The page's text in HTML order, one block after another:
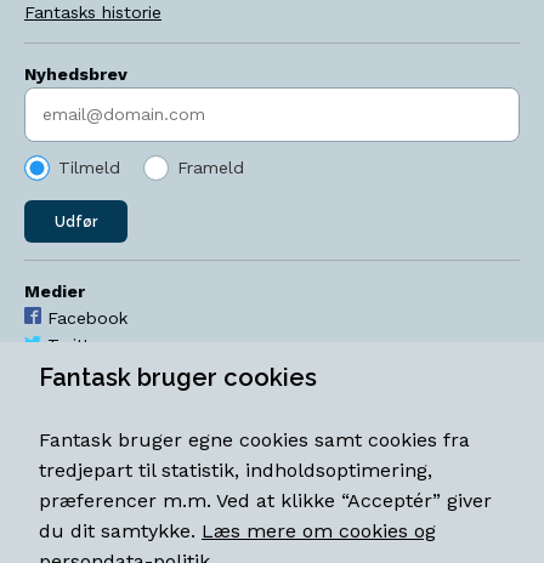
Fantasks historie
Nyhedsbrev
Indtast søgeord
Tilmeld Frameld
Udfør
Medier
Facebook
Twitter
YouTube
Åbningstider
Mandag-torsdag 11-18
Fredag 11-18.30
Lørdag 11-15
Fantask bruger cookies
Fantask bruger egne cookies samt cookies fra
tredjepart til statistik, indholdsoptimering,
præferencer m.m. Ved at klikke “Acceptér” giver
du dit samtykke. Læs mere om cookies og